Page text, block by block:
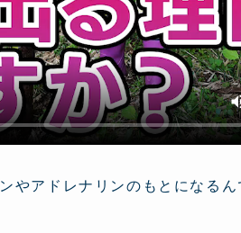
やアドレナリンのもとになるん